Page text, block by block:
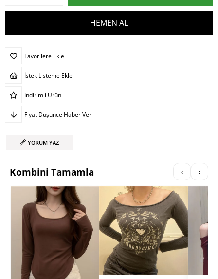
Favorilere Ekle
İstek Listeme Ekle
İndirimli Ürün
Fiyat Düşünce Haber Ver
YORUM YAZ
Kombini Tamamla ‹ ›